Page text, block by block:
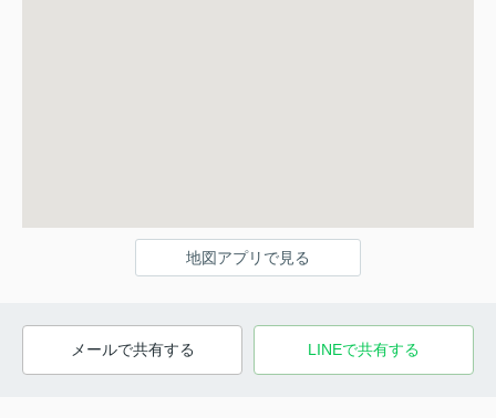
地図アプリで見る
メールで共有する LINEで共有する